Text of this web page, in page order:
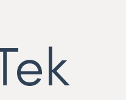
Tek